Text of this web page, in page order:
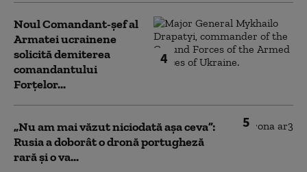
4
Noul Comandant-șef al
Armatei ucrainene
solicită demiterea
comandantului
Forțelor...
5
„Nu am mai văzut niciodată așa ceva”:
Rusia a doborât o dronă portugheză
rară și o va...